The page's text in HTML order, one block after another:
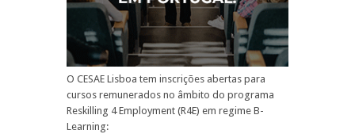
O CESAE Lisboa tem inscrições abertas para
cursos remunerados no âmbito do programa
Reskilling 4 Employment (R4E) em regime B-
Learning: